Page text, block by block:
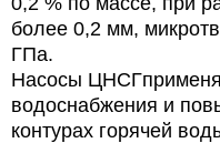
более 0,2 мм,
ГПа.
Насосы
водоснабжения и
контурах горячей